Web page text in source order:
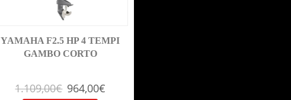
YAMAHA F2.5 HP 4 TEMPI
GAMBO CORTO
1.109,00€ 964,00€